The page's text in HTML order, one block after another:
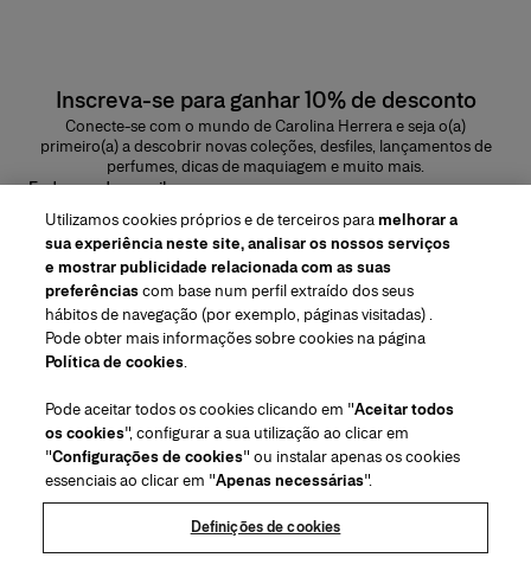
Inscreva-se para ganhar 10% de desconto
Conecte-se com o mundo de Carolina Herrera e seja o(a)
primeiro(a) a descobrir novas coleções, desfiles, lançamentos de
perfumes, dicas de maquiagem e muito mais.
Endereço de e-mail
Região/Idioma
Atendimiento ao cliente
Encontrar uma loja
Fale conosco
Envios e devoluções de Beleza
Envios e Devoluções de Moda
Acompanhe seu pedido
Serviço para embalagem para presente
Centro de preferências
Sobre nós
House of Herrera
Carolina Herrera for Women in the Arts
Puig
(abre em uma nova guia)
Termos e Condições Beauty Termos e Condições de Venda
Utilizamos cookies próprios e de terceiros paramelhorar a
sua experiência neste site, analisar os nossos serviços
e mostrar publicidade relacionada com as suas
preferênciascom base num perfil extraído dos seus
hábitos de navegação (por exemplo, páginas visitadas) .
Pode obter mais informações sobre cookies na página
Política de cookies.
Pode aceitar todos os cookies clicando em "Aceitar todos
os cookies", configurar a sua utilização ao clicar em
"Configurações de cookies" ou instalar apenas os cookies
essenciais ao clicar em "Apenas necessárias".
Definições de cookies